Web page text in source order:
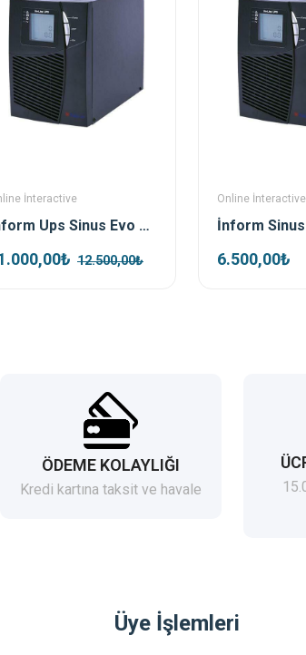
İnteractive
İnform Ups Sinus Evo 2 Kva Online Kesintisiz Güç Kaynağı
12.500,00₺
Online İnteractive
6.500,00₺
ÖDEME KOLAYLIĞI
Kredi kartına taksit ve havale
Üye İşlemleri